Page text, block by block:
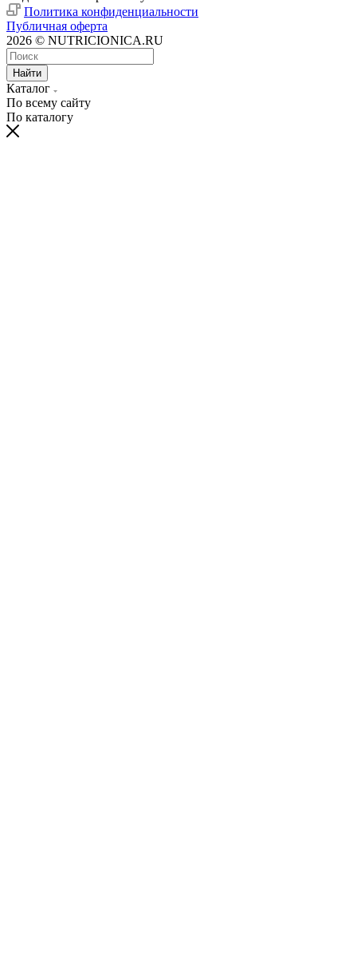
Политика конфиденциальности
Публичная оферта
2026 © NUTRICIONICA.RU
Найти
Каталог
По всему сайту
По каталогу